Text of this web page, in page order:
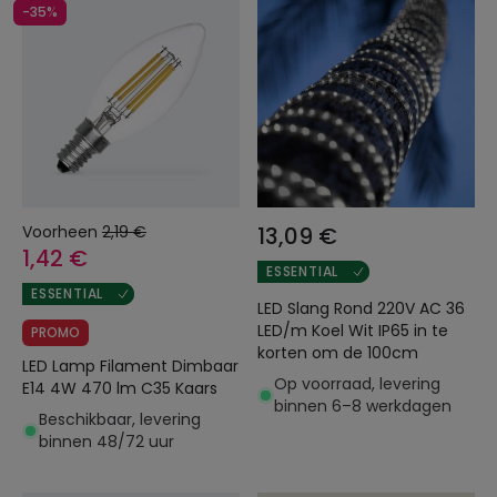
-35%
Voorheen 2,19 €
1,42 €
ESSENTIAL
PROMO
LED Lamp Filament Dimbaar
E14 4W 470 lm C35 Kaars
Beschikbaar, levering
binnen 48/72 uur
13,09 €
ESSENTIAL
LED Slang Rond 220V AC 36
LED/m Koel Wit IP65 in te
korten om de 100cm
Op voorraad, levering
binnen 6–8 werkdagen